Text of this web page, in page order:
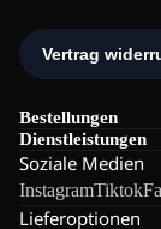
Bestellungen
Dienstleistungen
Soziale Medien
InstagramTiktok
Lieferoptionen